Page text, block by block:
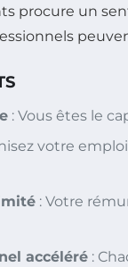
procure un
: Vous êtes le
votre
: Votre
accéléré :